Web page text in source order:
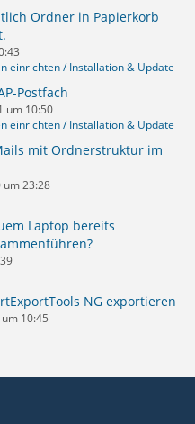
Ordner in Papierkorb
einrichten / Installation & Update
Postfach
um 10:50
einrichten / Installation & Update
mit Ordnerstruktur im
um 23:28
Laptop bereits
NG exportieren
10:45